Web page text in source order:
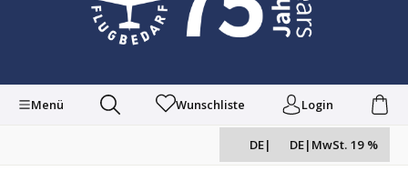
Menü Wunschliste Login
DE| DE| MwSt. 19 %